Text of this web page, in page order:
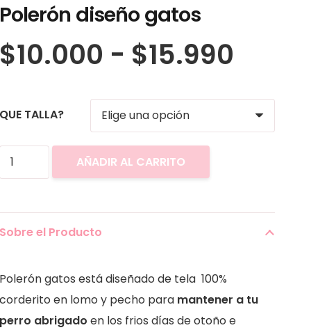
Polerón diseño gatos
$10.000 - $15.990
QUE TALLA?
Polerón
diseño
cantidad
AÑADIR AL CARRITO
Sobre el Producto
Polerón gatos está diseñado de tela 100%
corderito en lomo y pecho para mantener a tu
perro abrigado en los frios días de otoño e